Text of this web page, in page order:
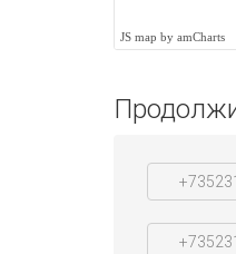
JS map by amCharts